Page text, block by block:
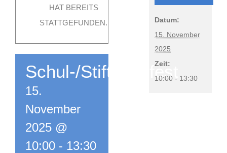
HAT BEREITS
STATTGEFUNDEN.
Schul-/Stiftungsfest
15.
November
2025 @
10:00 - 13:30
Datum:
15. November
2025
Zeit:
10:00 - 13:30